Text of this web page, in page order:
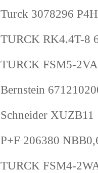
Turck 3078296
TURCK RK4.4T-8
TURCK FSM5-
Bernstein
Schneider XUZB11
P+F 206380
TURCK FSM4-